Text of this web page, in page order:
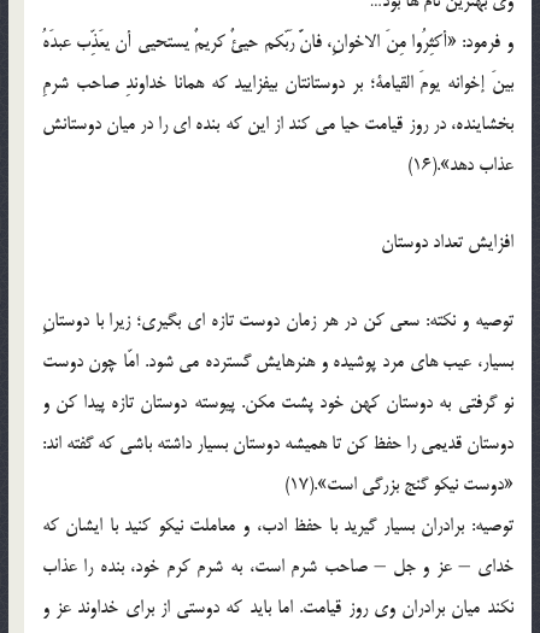
و فرمود: «أکثِرُوا مِنَ الاخوانِ، فانَّ رَبّکم حيئٌ کريمٌ يستحيي أن يعَذِّب عبدَهُ
بينَ إخوانه يومَ القيامة؛ بر دوستانتان بيفزاييد که همانا خداوندِ صاحب شرمِ
بخشاينده، در روز قيامت حيا مي کند از اين که بنده اي را در ميان دوستانش
عذاب دهد».(16)
افزايش تعداد دوستان
توصيه و نکته: سعي کن در هر زمان دوست تازه اي بگيري؛ زيرا با دوستانِ
بسيار، عيب هاي مرد پوشيده و هنرهايش گسترده مي شود. امّا چون دوست
نو گرفتي به دوستان کهن خود پشت مکن. پيوسته دوستان تازه پيدا کن و
دوستان قديمي را حفظ کن تا هميشه دوستان بسيار داشته باشي که گفته اند:
«دوست نيکو گنج بزرگي است».(17)
توصيه: برادران بسيار گيريد با حفظ ادب، و معاملت نيکو کنيد با ايشان که
خداي – عز و جل – صاحب شرم است، به شرم کرم خود، بنده را عذاب
نکند ميان برادران وي روز قيامت. اما بايد که دوستي از براي خداوند عز و